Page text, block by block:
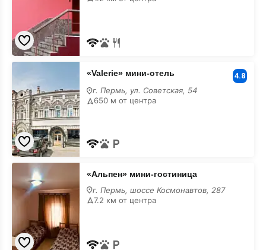
«Valerie»
с
завтраком
«Valerie» мини-отель 4.8
г. Пермь, ул. Советская, 54
650 м от центра
«Альпен»
мини-
гостиница
завтраком
«Альпен» мини-гостиница
г. Пермь, шоссе Космонавтов, 287
7.2 км от центра